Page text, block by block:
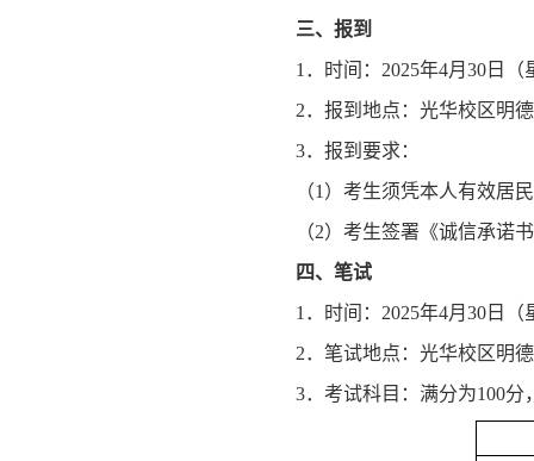
三、 报到
1．时间：2025年4月30日（
2．报到地点：光华校区明
3．报到要求：
（1）考生须凭本人有效居
（2）考生签署《诚信承诺
四、 笔试
1．时间：2025年4月30日（
2．笔试地点：光华校区明
3．考试科目：满分为100分